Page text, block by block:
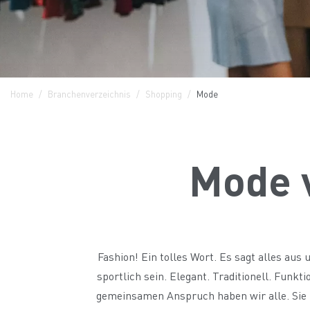
Home Branchenverzeichnis Shopping Mode
Mode
Fashion! Ein tolles Wort. Es sagt alles aus
sportlich sein. Elegant. Traditionell.
gemeinsamen Anspruch haben wir alle.